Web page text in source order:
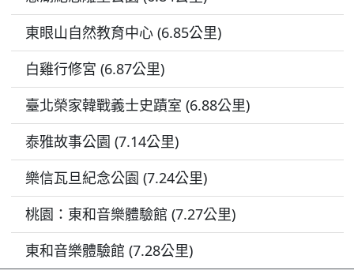
東眼山自然教育中心 (6.85公里)
白雞行修宮 (6.87公里)
臺北榮家韓戰義士史蹟室 (6.88公里)
泰雅故事公園 (7.14公里)
樂信瓦旦紀念公園 (7.24公里)
桃園：東和音樂體驗館 (7.27公里)
東和音樂體驗館 (7.28公里)